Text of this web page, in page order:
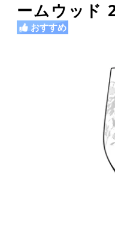
ームウッド
おすすめ